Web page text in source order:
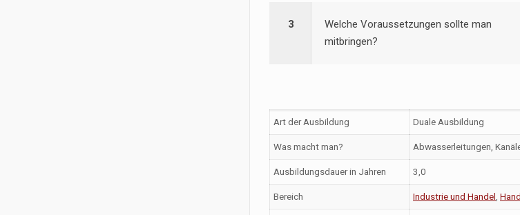
3
Welche Voraussetzungen sollte man
mitbringen?
Art der Ausbildung Duale Ausbildung
Was macht man? Abwasserleitungen,
Ausbildungsdauer in Jahren 3,0
Bereich Industrie und Handel